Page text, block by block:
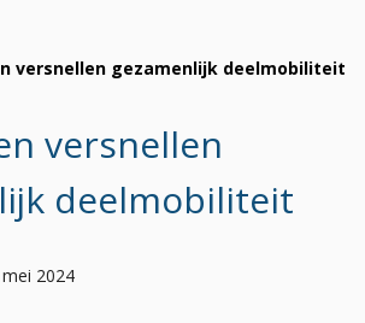
versnellen gezamenlijk deelmobiliteit
versnellen
deelmobiliteit
2024